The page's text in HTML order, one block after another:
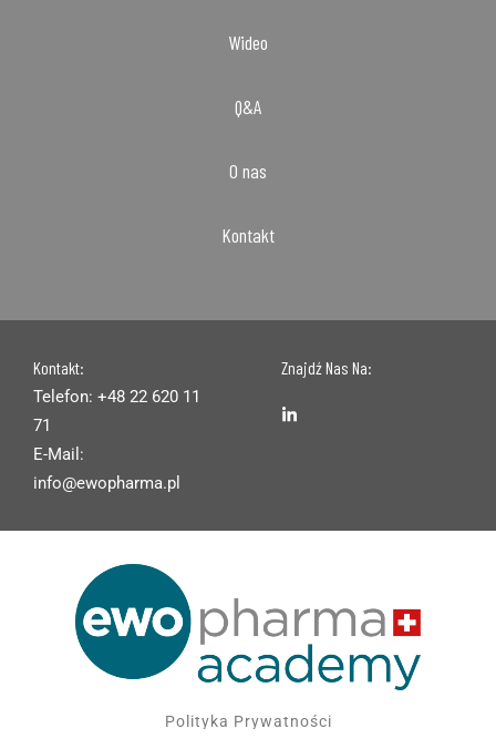
Polityka Prywatności
Wideo
Q&A
O nas
Kontakt
Kontakt:
Telefon: +48 22 620 11
71
E-Mail:
info@ewopharma.pl
Znajdź Nas Na: